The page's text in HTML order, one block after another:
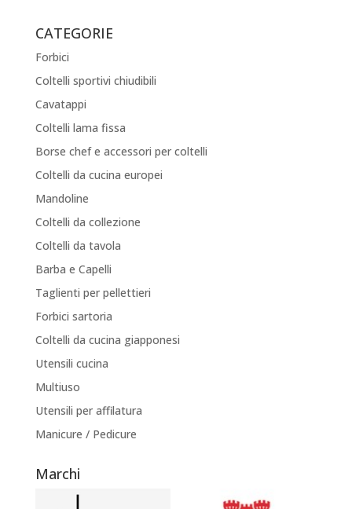
CATEGORIE
Forbici
Coltelli sportivi chiudibili
Cavatappi
Coltelli lama fissa
Borse chef e accessori per coltelli
Coltelli da cucina europei
Mandoline
Coltelli da collezione
Coltelli da tavola
Barba e Capelli
Taglienti per pellettieri
Forbici sartoria
Coltelli da cucina giapponesi
Utensili cucina
Multiuso
Utensili per affilatura
Manicure / Pedicure
Marchi